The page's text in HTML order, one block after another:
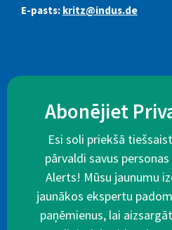
E-pasts: kritz@indus.de
Abonējiet
Esi soli priekšā
pārvaldi savus
Alerts! Mūsu jaunumu
jaunākos ekspertu
paņēmienus, lai